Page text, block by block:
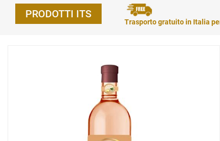
PRODOTTI ITS
Trasporto gratuito in Italia